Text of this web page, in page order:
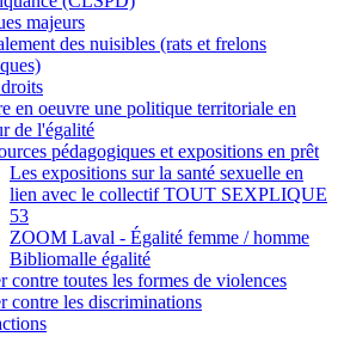
majeurs
des nuisibles (rats et frelons
en oeuvre une politique territoriale en
de l'égalité
pédagogiques et expositions en prêt
Les expositions sur la santé sexuelle en
lien avec le collectif TOUT SEXPLIQUE
53
ZOOM Laval - Égalité femme / homme
Bibliomalle égalité
contre toutes les formes de violences
contre les discriminations